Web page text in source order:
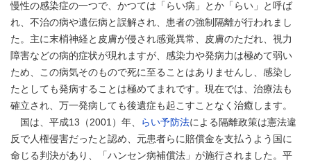
慢性の感染症の一つで、かつては「らい病」とか「らい」と呼ば
れ、不治の病や遺伝病と誤解され、患者の強制隔離が行われまし
た。主に末梢神経と皮膚が侵され感覚異常、皮膚のただれ、視力
障害などの病的症状が現れますが、感染力や発病力は極めて弱い
ため、この病気そのもので死に至ることはありませんし、感染し
たとしても発病することは極めてまれです。現在では、治療法も
確立され、万一発病しても後遺症も起こすことなく治癒します。
国は、平成13（2001）年、
らい予防法による隔離政策は憲法違
反で人権侵害だったと認め、元患者らに賠償金を支払うよう国に
命じる判決があり、「ハンセン病補償法」が施行されました。平